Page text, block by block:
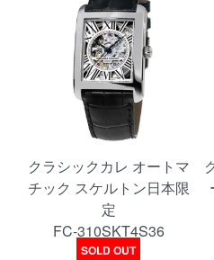
クラシックカレ オートマ
チック スケルトン日本限
定
FC-310SKT4S36
SOLD OUT